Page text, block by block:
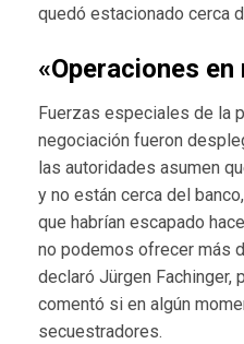
quedó estacionado cerca
«Operaciones en
Fuerzas especiales de la
negociación fueron
las autoridades asumen
y no están cerca del
que habrían escapado
no podemos ofrecer más
declaró Jürgen Fachinger,
comentó si en algún
secuestradores.